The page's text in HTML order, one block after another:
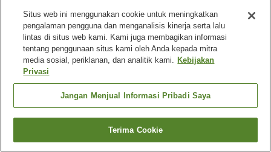
Hebat Ulasan:29
Fasilitas properti
Tempat parkir
Aula perjamuan
Pemandian besar (air
Beranda Jepang Hokkaido
Kota Kamikawa
Sounkyo Onsen Pension GingaCari kamar
Situs web ini menggunakan cookie untuk meningkatkan
pengalaman pengguna dan menganalisis kinerja serta lalu
lintas di situs web kami. Kami juga membagikan informasi
tentang penggunaan situs kami oleh Anda kepada mitra
media sosial, periklanan, dan analitik kami. Kebijakan
Privasi
Jangan Menjual Informasi Pribadi Saya
Terima Cookie